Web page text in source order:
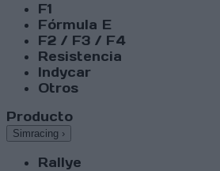
F1
Fórmula E
F2 / F3 / F4
Resistencia
Indycar
Otros
Producto
Simracing ›
Rallye